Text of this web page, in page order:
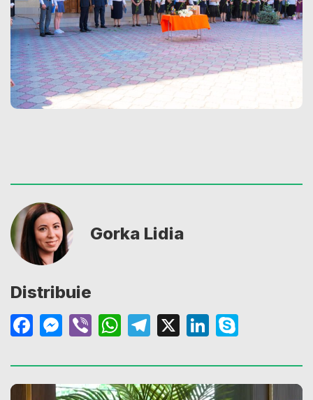
Gorka Lidia
Distribuie
Facebook
Messenger
ViberWhatsApp
Telegram
X LinkedIn